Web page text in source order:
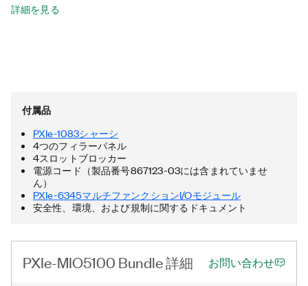
実行するのに役立ちます。さらに、PXIe-6345は、高スループッ
します。さらに、PXIe-MIO5100バンドルには、NI-DAQmx™ド
ライバおよびユーティリティ、2つの68ピンオスVHDCI⇔68ピ
ンメスD-SUBシールドマルチファンクションケーブル、および
Thunderboltケーブルが含まれています。Thunderboltは、米国
およびその他の国におけるIntel Corporationまたはその子会社の
商標です。
詳細を見る
付属品
PXIe-1083シャーシ
4つのフィラーパネル
4スロットブロッカー
電源コード（製品番号867123-03には含まれていませ
ん）
PXIe-6345マルチファンクションI/Oモジュール
安全性、環境、および規制に関するドキュメント
PXIe-MIO5100 Bundle 詳細 お問い合わせ